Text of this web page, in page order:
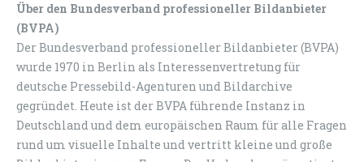
Über den Bundesverband professioneller Bildanbieter
(BVPA)
Der Bundesverband professioneller Bildanbieter (BVPA)
wurde 1970 in Berlin als Interessenvertretung für
deutsche Pressebild-Agenturen und Bildarchive
gegründet. Heute ist der BVPA führende Instanz in
Deutschland und dem europäischen Raum für alle Fragen
rund um visuelle Inhalte und vertritt kleine und große